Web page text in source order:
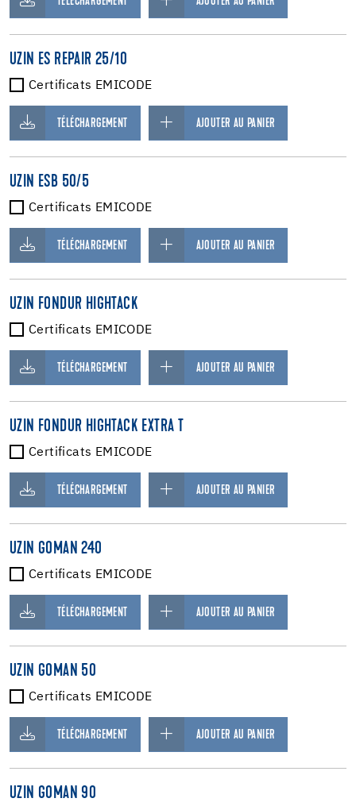
UZIN ES REPAIR 25/10
Certificats EMICODE
TÉLÉCHARGEMENT AJOUTER AU PANIER
UZIN ESB 50/5
Certificats EMICODE
TÉLÉCHARGEMENT AJOUTER AU PANIER
UZIN FONDUR HIGHTACK
Certificats EMICODE
TÉLÉCHARGEMENT AJOUTER AU PANIER
UZIN FONDUR HIGHTACK EXTRA T
Certificats EMICODE
TÉLÉCHARGEMENT AJOUTER AU PANIER
UZIN GOMAN 240
Certificats EMICODE
TÉLÉCHARGEMENT AJOUTER AU PANIER
UZIN GOMAN 50
Certificats EMICODE
TÉLÉCHARGEMENT AJOUTER AU PANIER
UZIN GOMAN 90